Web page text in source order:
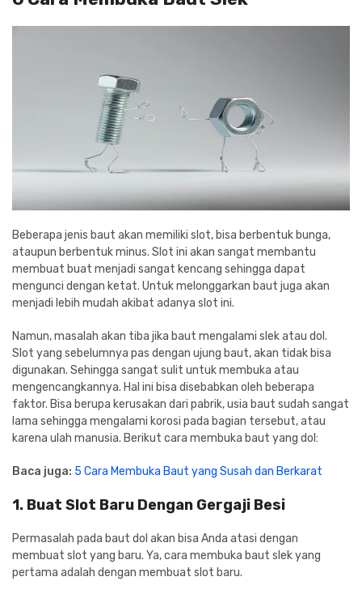
Beberapa jenis baut akan memiliki slot, bisa berbentuk bunga,
ataupun berbentuk minus. Slot ini akan sangat membantu
membuat buat menjadi sangat kencang sehingga dapat
mengunci dengan ketat. Untuk melonggarkan baut juga akan
menjadi lebih mudah akibat adanya slot ini.
Namun, masalah akan tiba jika baut mengalami slek atau dol.
Slot yang sebelumnya pas dengan ujung baut, akan tidak bisa
digunakan. Sehingga sangat sulit untuk membuka atau
mengencangkannya. Hal ini bisa disebabkan oleh beberapa
faktor. Bisa berupa kerusakan dari pabrik, usia baut sudah sangat
lama sehingga mengalami korosi pada bagian tersebut, atau
karena ulah manusia. Berikut cara membuka baut yang dol:
Baca juga: 5 Cara Membuka Baut yang Susah dan Berkarat
1. Buat Slot Baru Dengan Gergaji Besi
Permasalah pada baut dol akan bisa Anda atasi dengan
membuat slot yang baru. Ya, cara membuka baut slek yang
pertama adalah dengan membuat slot baru.